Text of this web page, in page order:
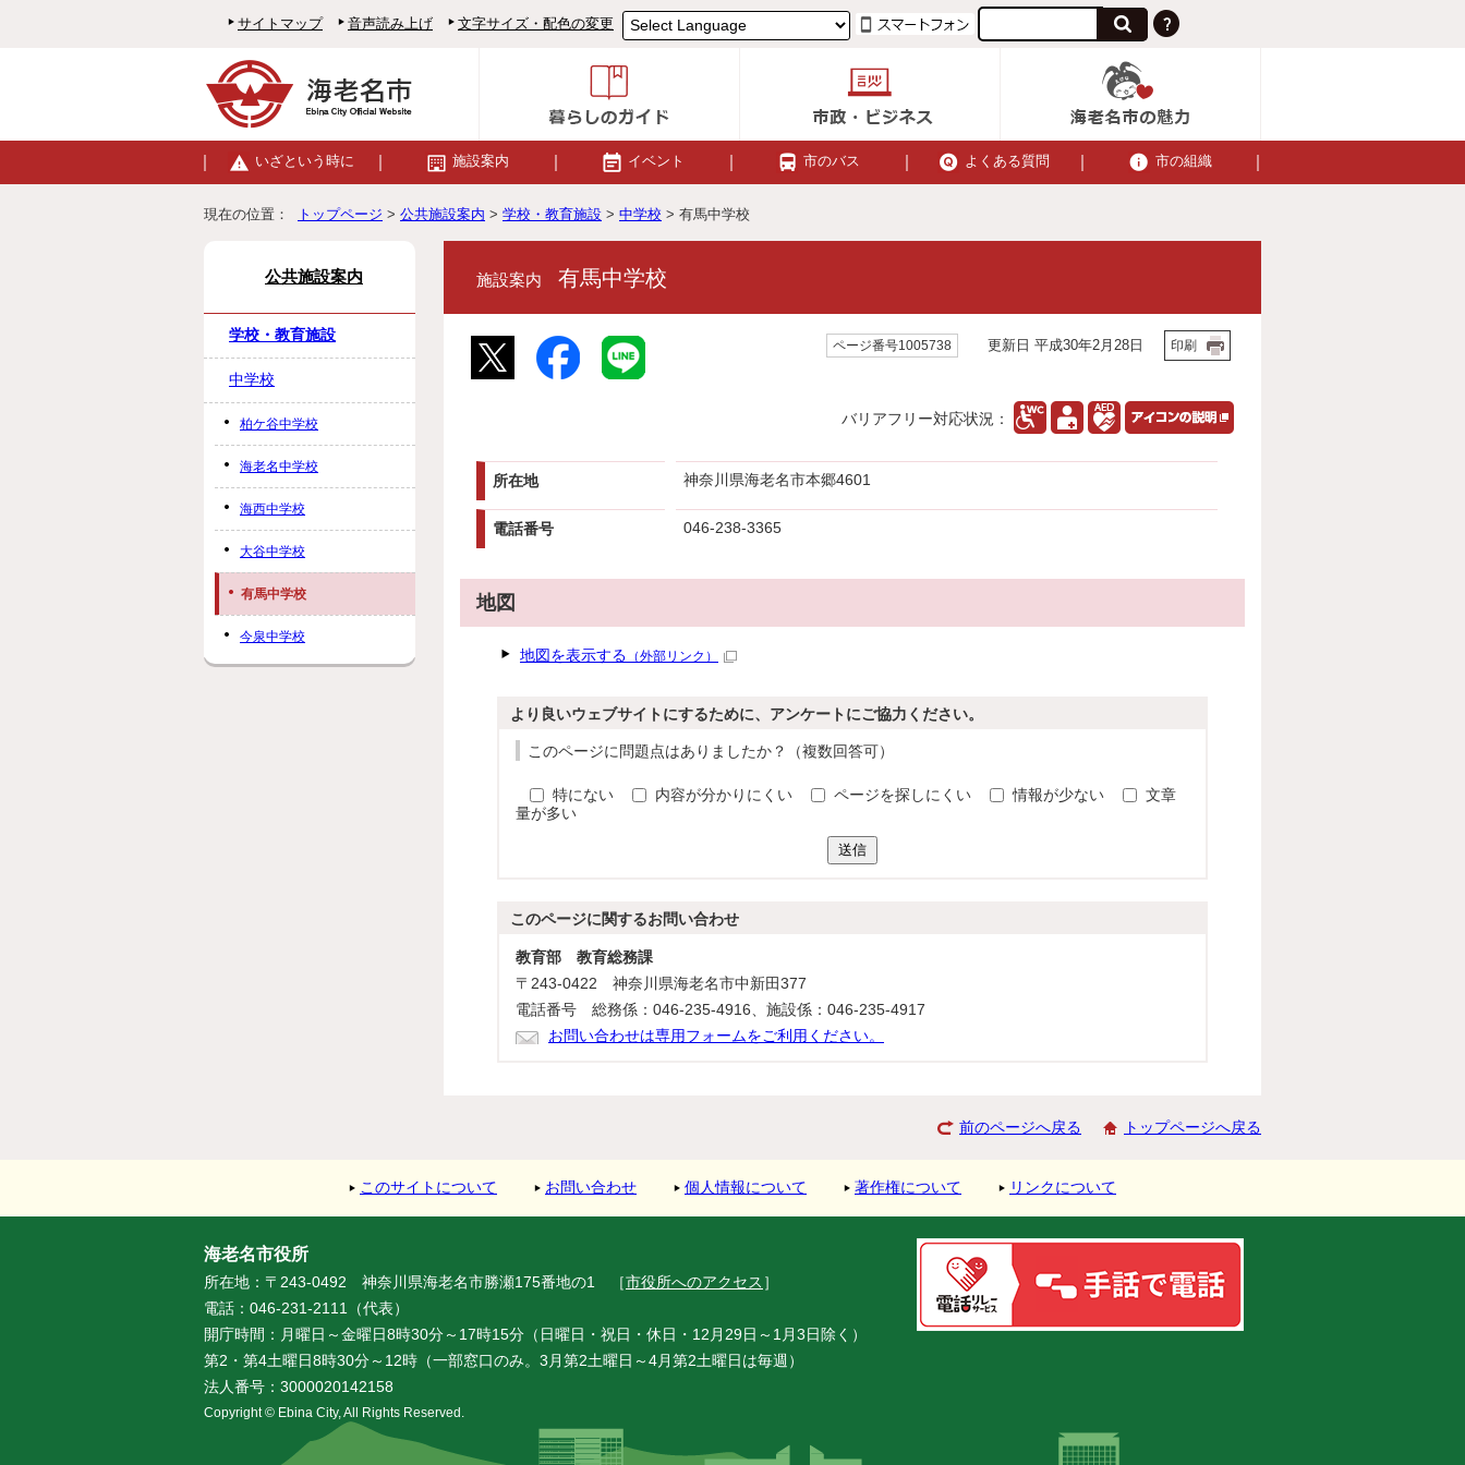
サイトマップ 音声読み上げ 文字サイズ・配色の変更
いざという時に 施設案内 イベント 市のバス よくある質問 市の組織
現在の位置： トップページ > 公共施設案内 > 学校・教育施設 > 中学校 > 有馬中学校
施設案内 有馬中学校
ページ番号1005738 更新日 平成30年2月28日 印刷
バリアフリー対応状況：
所在地 神奈川県海老名市本郷4601
電話番号 046-238-3365
地図
地図を表示する （外部リンク）
より良いウェブサイトにするために、アンケートにご協力ください。
このページに問題点はありましたか？（複数回答可）
特にない 内容が分かりにくい ページを探しにくい 情報が少ない
文章
量が多い
送信
このページに関するお問い合わせ
教育部 教育総務課
〒243-0422 神奈川県海老名市中新田377
電話番号 総務係：046-235-4916、施設係：046-235-4917
お問い合わせは専用フォームをご利用ください。
公共施設案内
学校・教育施設
中学校
柏ケ谷中学校
海老名中学校
海西中学校
大谷中学校
有馬中学校
今泉中学校
前のページへ戻る トップページへ戻る
このサイトについて お問い合わせ 個人情報について 著作権について リンクについて
海老名市役所
所在地：〒243-0492 神奈川県海老名市勝瀬175番地の1 ［市役所へのアクセス ］
電話：046-231-2111（代表）
開庁時間：月曜日～金曜日8時30分～17時15分（日曜日・祝日・休日・12月29日～1月3日除く）
第2・第4土曜日8時30分～12時（一部窓口のみ。3月第2土曜日～4月第2土曜日は毎週）
法人番号：3000020142158
Copyright © Ebina City, All Rights Reserved.